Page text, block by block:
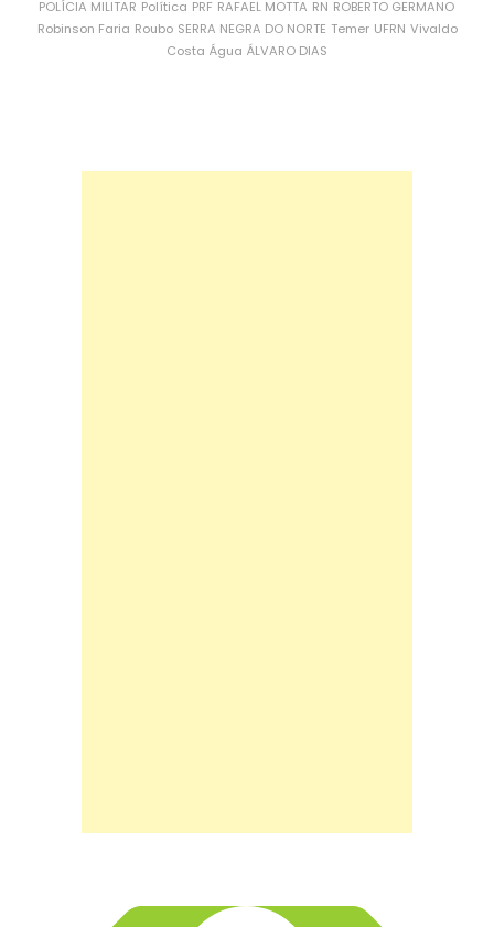
POLÍCIA MILITAR Política PRF RAFAEL MOTTA RN ROBERTO GERMANO
Robinson Faria Roubo SERRA NEGRA DO NORTE Temer UFRN Vivaldo
Costa Água ÁLVARO DIAS